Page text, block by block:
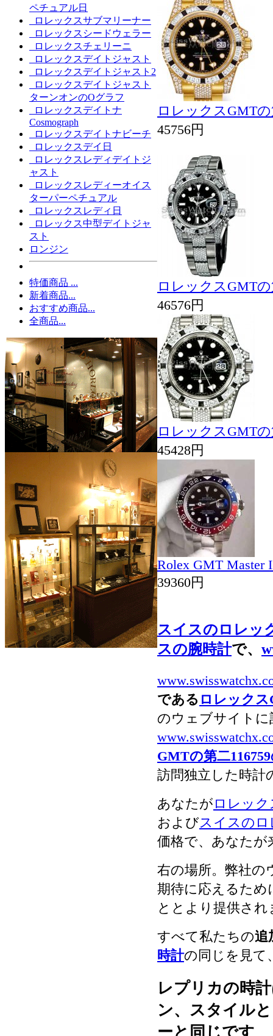
ペチュアル日
ロレックスサブマリーナー
ロレックスシードウェラー
ロレックスチェリーニ
ロレックスデイトジャスト
ロレックスデイトジャスト2
ロレックスデイトジャスト
ターンオンのOグラフ
ロレックスデイトナ
Cosmograph
ロレックスデイトナビーチ
ロレックスデイ日
ロレックスレディデイトジ
ャスト
ロレックスレディーオイス
ターパーペチュアル
ロレックスレディ日
ロレックス中型デイトジャ
スト
ロンジン
特価商品 ...
新着商品...
おすすめ商品...
全商品...
ロレックスGMTの
45756円
ロレックスGMTの
46576円
ロレックスGMTの
45428円
Rolex GMT Master
39360円
スイスのロレッ
スの腕時計で、
である ロレックス
のウェブサイト
GMTの第二
訪問独立した時計
あなたが ロレック
およびスイスの
価格で、あなた
右の場所。弊社
期待に応えるため
ととより提供され
すべて私たちの追
時計の同じを見て
レプリカの時
ン、スタイル
ーと同じです